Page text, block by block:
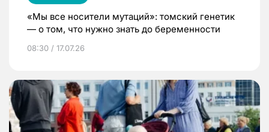
«Мы все носители мутаций»: томский генетик
— о том, что нужно знать до беременности
08:30 / 17.07.26